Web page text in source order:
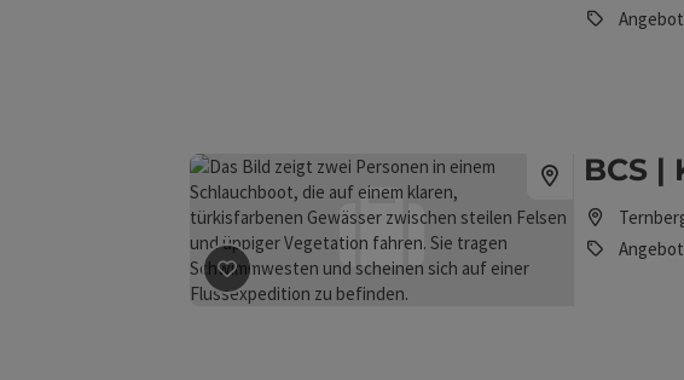
Angebot
Beitrag merken: BCS | Kanurafting
BCS |
Angebot